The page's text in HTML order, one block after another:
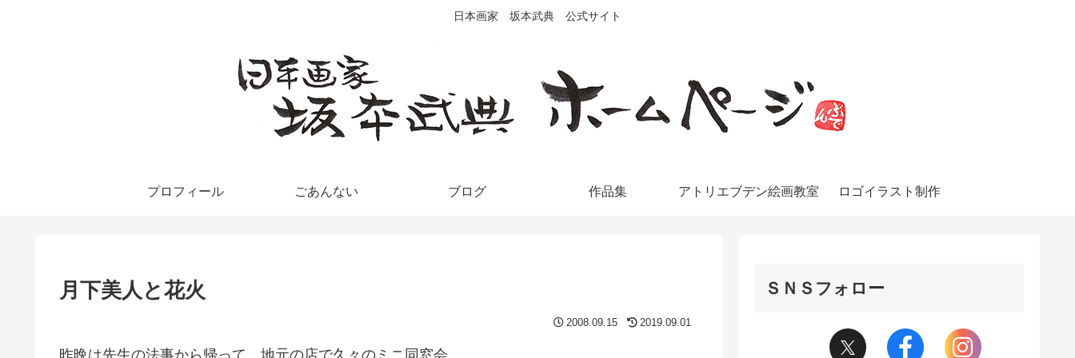
日本画家 坂本武典 公式サイト
プロフィール ごあんない ブログ 作品集 アトリエブデン絵画教室 ロゴイラスト制作
月下美人と花火
2008.09.15 2019.09.01
昨晩は先生の法事から帰って、地元の店で久々のミニ同窓会。
ＳＮＳフォロー